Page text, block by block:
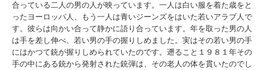
合っている二人の男の人が映っています。一人は白い服を着た歳をと
ったヨーロッパ人、もう一人は青いジーンズをはいた若いアラブ人で
す。彼らは向かい合って静かに語り合っています。年を取った男の人
は手を差し伸べ、若い男の手の握りしめました。実はその若い男の手
にはかつて銃が握りしめられていたのです。遡ること１９８１年その
手の中にある銃から発射された銃弾は、その老人の体を貫いたのでし